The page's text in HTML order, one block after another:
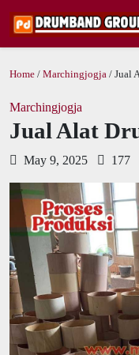
Home / Marchingjogja / Jual
Marchingjogja
Jual Alat
May 9, 2025 177